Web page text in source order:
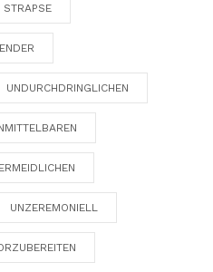
STRAPSE
UNDURCHDRINGLICHEN
UNZEREMONIELL